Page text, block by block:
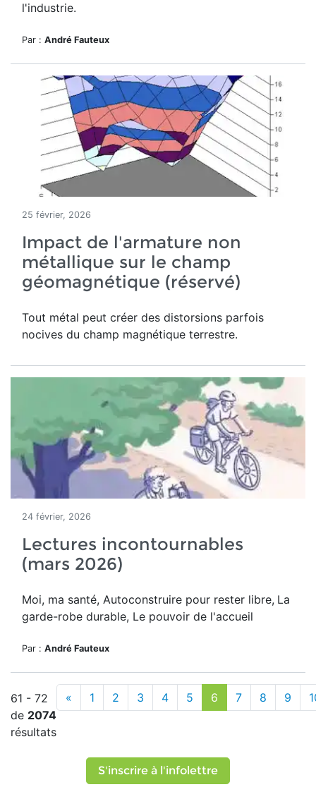
l'industrie.
Par : André Fauteux
25 février, 2026
Impact de l'armature non
métallique sur le champ
géomagnétique (réservé)
Tout métal peut créer des distorsions parfois
nocives du champ magnétique terrestre.
24 février, 2026
Lectures incontournables
(mars 2026)
Moi, ma santé, Autoconstruire pour rester libre, La
garde-robe durable, Le pouvoir de l'accueil
Par : André Fauteux
61 - 72
de 2074
résultats
« 1 2 3 4 5 6 7 8 9
S'inscrire à l'infolettre